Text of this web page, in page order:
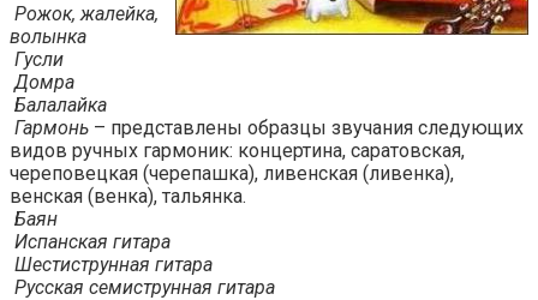
Рожок, жалейка,
волынка
Гусли
Домра
Балалайка
Гармонь – представлены образцы звучания следующих
видов ручных гармоник: концертина, саратовская,
череповецкая (черепашка), ливенская (ливенка),
венская (венка), тальянка.
Баян
Испанская гитара
Шестиструнная гитара
Русская семиструнная гитара